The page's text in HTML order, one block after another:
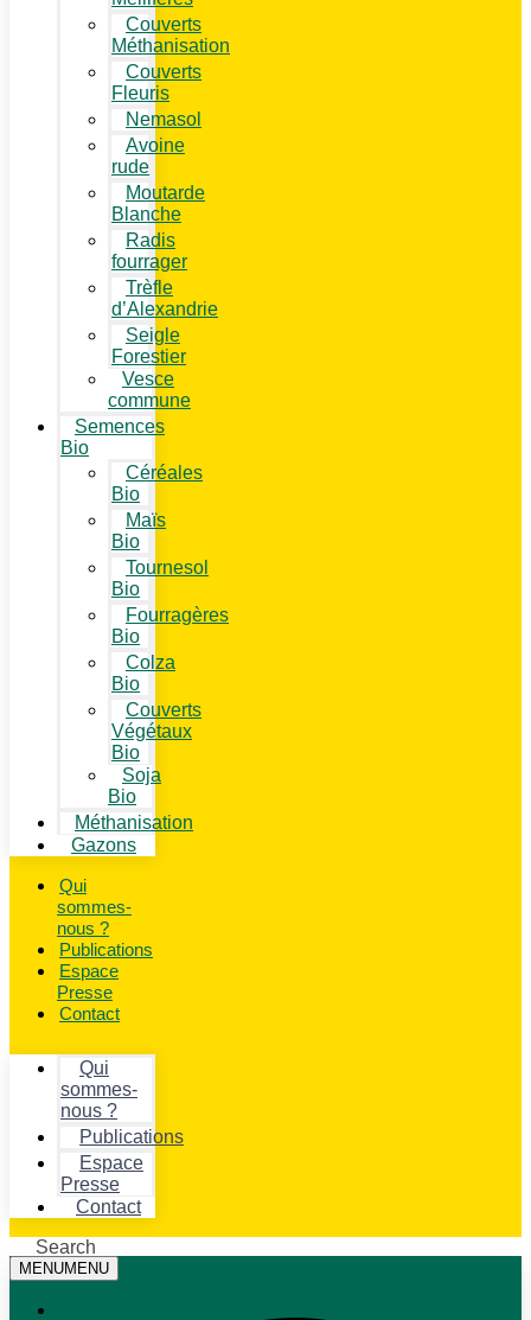
Couverts
Méthanisation
Couverts
Fleuris
Nemasol
Avoine
rude
Moutarde
Blanche
Radis
fourrager
Trèfle
d’Alexandrie
Seigle
Forestier
Vesce
commune
Semences
Bio
Céréales
Bio
Maïs
Bio
Tournesol
Bio
Fourragères
Bio
Colza
Bio
Couverts
Végétaux
Bio
Soja
Bio
Méthanisation
Gazons
Qui
sommes-
nous ?
Publications
Espace
Presse
Contact
Qui
sommes-
nous ?
Publications
Espace
Presse
Contact
Search
MENUMENU